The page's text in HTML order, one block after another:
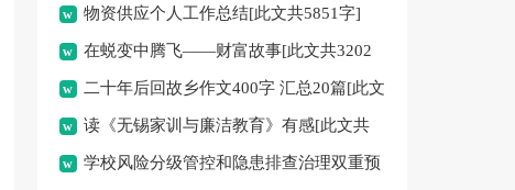
文共352字]
物资供应个人工作总结[此文共5851字]
在蜕变中腾飞——财富故事[此文共3202
字] 二十年后回故乡作文400字 汇总20篇[此文
共9410字]
读《无锡家训与廉洁教育》有感[此文共
1862字]
学校风险分级管控和隐患排查治理双重预